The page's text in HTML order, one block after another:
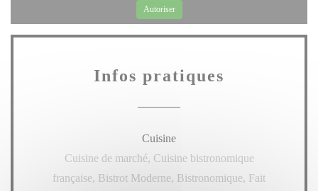
Autoriser
Infos pratiques
Cuisine
Cuisine de marché, Cuisine bistronomique
française, Bistrot Moderne, Bistronomique, Fait